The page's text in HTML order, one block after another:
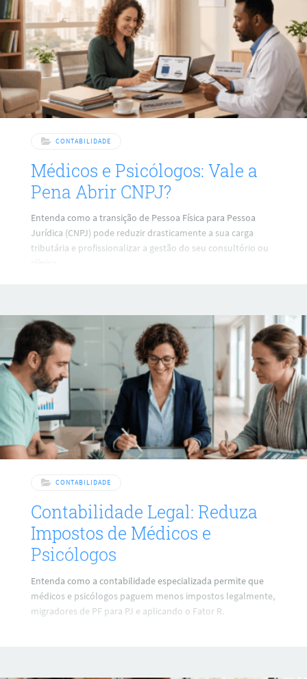
CONTABILIDADE
Médicos e Psicólogos: Vale a
Pena Abrir CNPJ?
Entenda como a transição de Pessoa Física para Pessoa
Jurídica (CNPJ) pode reduzir drasticamente a sua carga
tributária e profissionalizar a gestão do seu consultório ou
CONTABILIDADE
Contabilidade Legal: Reduza
Impostos de Médicos e
Psicólogos
Entenda como a contabilidade especializada permite que
médicos e psicólogos paguem menos impostos legalmente,
migradores de PF para PJ e aplicando o Fator R.